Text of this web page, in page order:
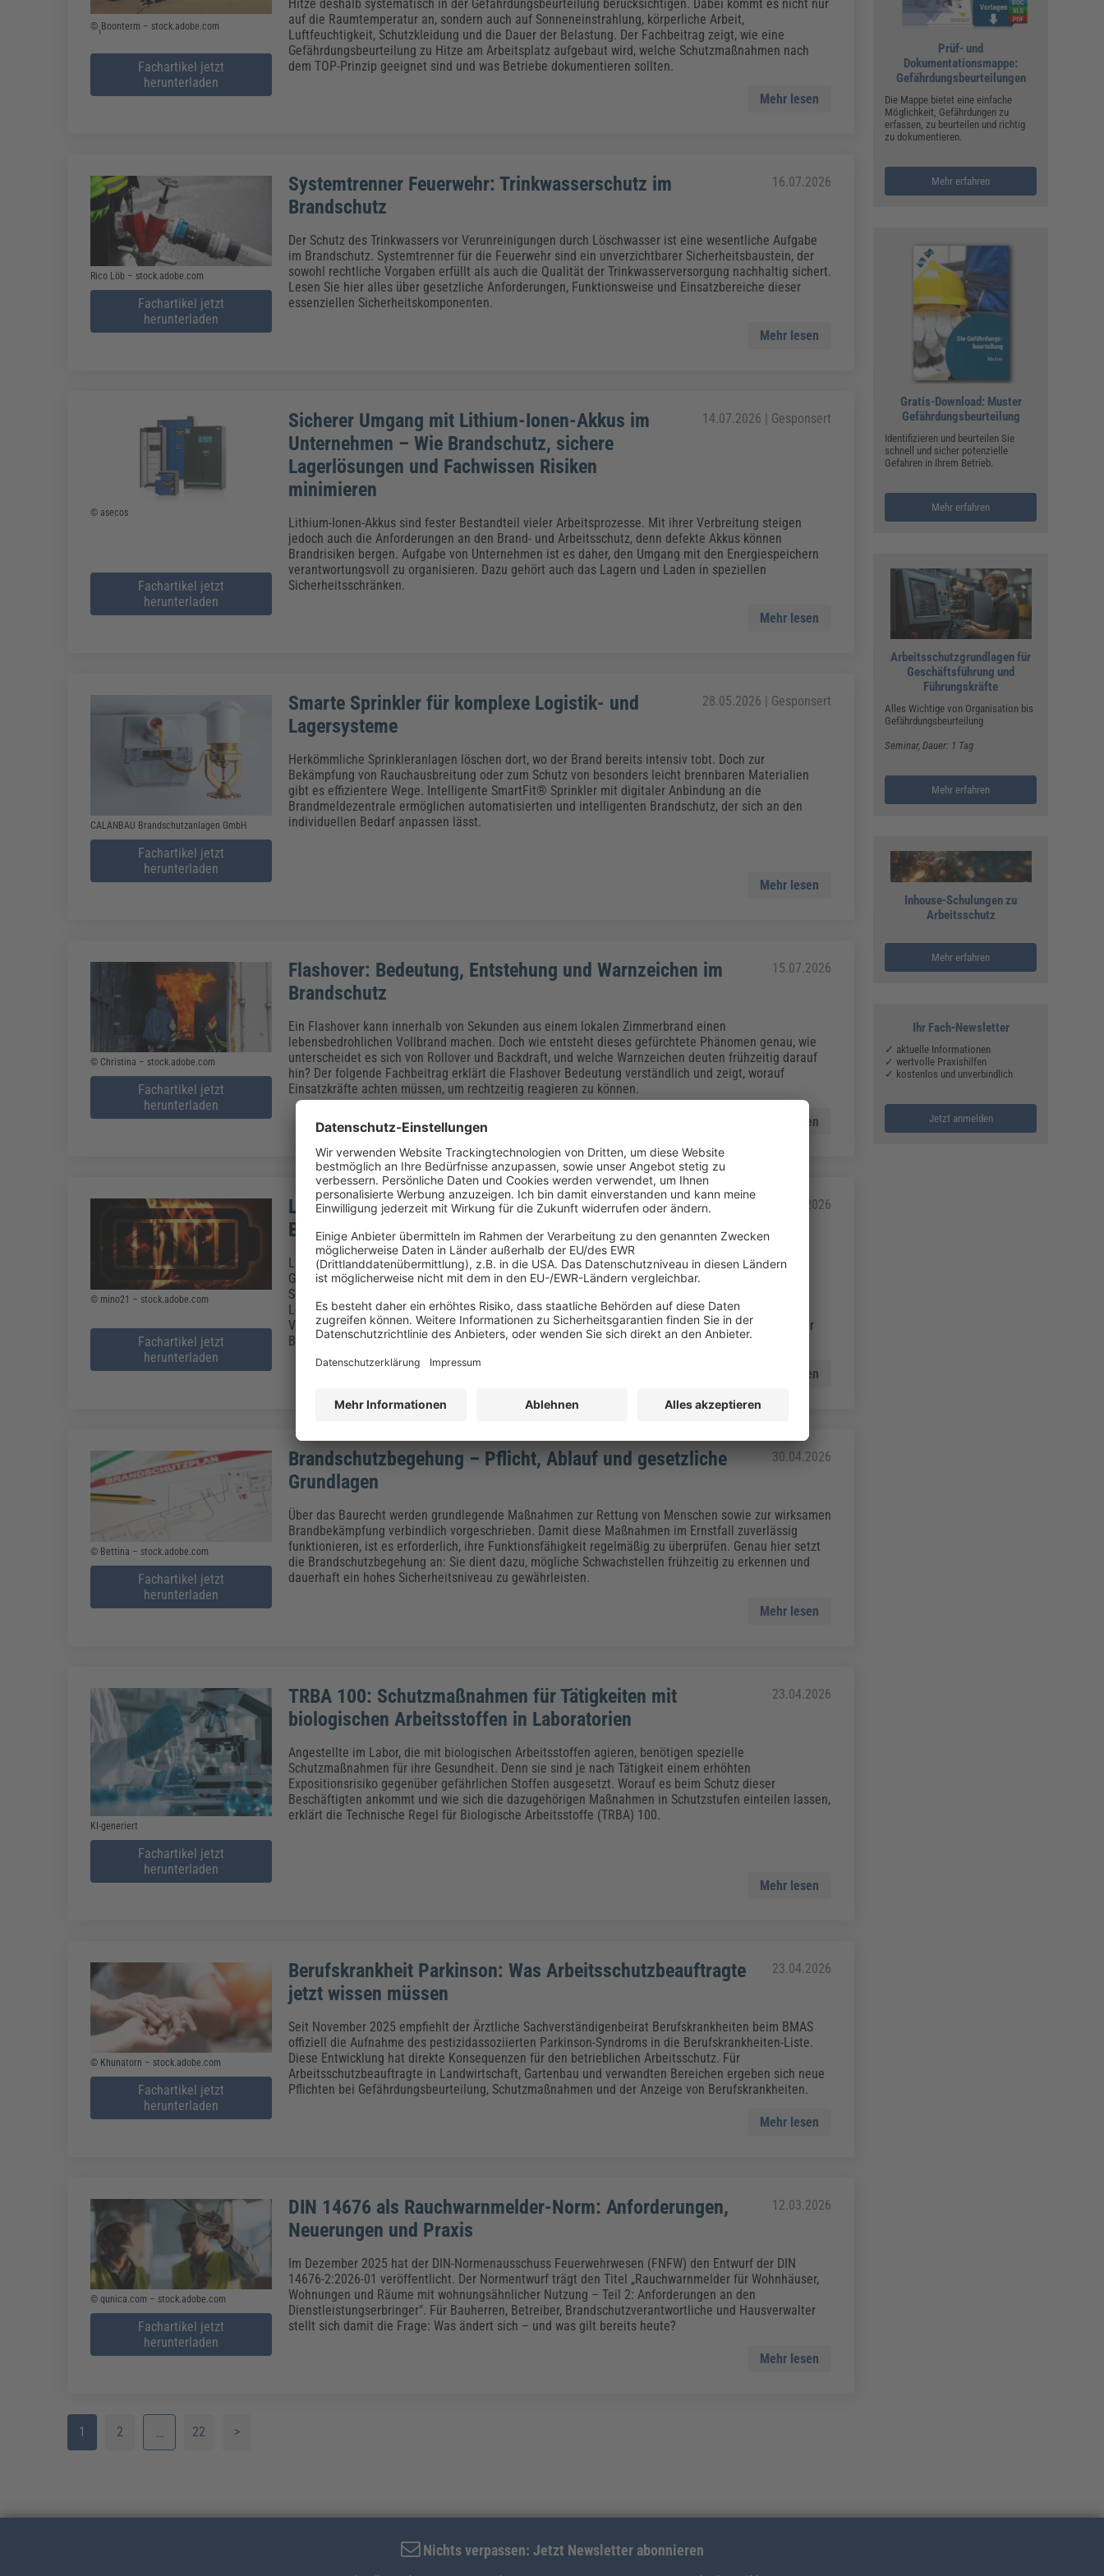
Energie & Umwelt
Führung & Management
Gesundheit & Pflege
Kommunales
Fachpublikationen & Arbeitshilfen
Weiterbildungen (AKADEMIE HERKERT)
Künstliche Intelligenz
Weiterbildungen (AKADEMIE HERKERT)
Künstliche Intelligenz
Personalmanagement
Fachpublikationen & Arbeitshilfen
Personalwesen Weiterbildungen (AKADEMIE HERKERT)
Zoll & Export
© ฺฺฺBoonterm – stock.adobe.com
Fachartikel jetzt
herunterladen
Hitze deshalb systematisch in der Gefährdungsbeurteilung berücksichtigen. Dabei kommt es nicht nur
auf die Raumtemperatur an, sondern auch auf Sonneneinstrahlung, körperliche Arbeit,
Luftfeuchtigkeit, Schutzkleidung und die Dauer der Belastung. Der Fachbeitrag zeigt, wie eine
Gefährdungsbeurteilung zu Hitze am Arbeitsplatz aufgebaut wird, welche Schutzmaßnahmen nach
dem TOP-Prinzip geeignet sind und was Betriebe dokumentieren sollten.
Mehr lesen
Rico Löb – stock.adobe.com
Fachartikel jetzt
herunterladen
Systemtrenner Feuerwehr: Trinkwasserschutz im
Brandschutz
16.07.2026
Der Schutz des Trinkwassers vor Verunreinigungen durch Löschwasser ist eine wesentliche Aufgabe
im Brandschutz. Systemtrenner für die Feuerwehr sind ein unverzichtbarer Sicherheitsbaustein, der
sowohl rechtliche Vorgaben erfüllt als auch die Qualität der Trinkwasserversorgung nachhaltig sichert.
Lesen Sie hier alles über gesetzliche Anforderungen, Funktionsweise und Einsatzbereiche dieser
essenziellen Sicherheitskomponenten.
Mehr lesen
© asecos
Fachartikel jetzt
herunterladen
Sicherer Umgang mit Lithium-Ionen-Akkus im
Unternehmen – Wie Brandschutz, sichere
Lagerlösungen und Fachwissen Risiken
minimieren
14.07.2026 | Gesponsert
Lithium-Ionen-Akkus sind fester Bestandteil vieler Arbeitsprozesse. Mit ihrer Verbreitung steigen
jedoch auch die Anforderungen an den Brand- und Arbeitsschutz, denn defekte Akkus können
Brandrisiken bergen. Aufgabe von Unternehmen ist es daher, den Umgang mit den Energiespeichern
verantwortungsvoll zu organisieren. Dazu gehört auch das Lagern und Laden in speziellen
Sicherheitsschränken.
Mehr lesen
CALANBAU Brandschutzanlagen GmbH
Fachartikel jetzt
herunterladen
Smarte Sprinkler für komplexe Logistik- und
Lagersysteme
28.05.2026 | Gesponsert
Herkömmliche Sprinkleranlagen löschen dort, wo der Brand bereits intensiv tobt. Doch zur
Bekämpfung von Rauchausbreitung oder zum Schutz von besonders leicht brennbaren Materialien
gibt es effizientere Wege. Intelligente SmartFit® Sprinkler mit digitaler Anbindung an die
Brandmeldezentrale ermöglichen automatisierten und intelligenten Brandschutz, der sich an den
individuellen Bedarf anpassen lässt.
Mehr lesen
© Christina – stock.adobe.com
Fachartikel jetzt
herunterladen
Flashover: Bedeutung, Entstehung und Warnzeichen im
Brandschutz
15.07.2026
Ein Flashover kann innerhalb von Sekunden aus einem lokalen Zimmerbrand einen
lebensbedrohlichen Vollbrand machen. Doch wie entsteht dieses gefürchtete Phänomen genau, wie
unterscheidet es sich von Rollover und Backdraft, und welche Warnzeichen deuten frühzeitig darauf
hin? Der folgende Fachbeitrag erklärt die Flashover Bedeutung verständlich und zeigt, worauf
Einsatzkräfte achten müssen, um rechtzeitig reagieren zu können.
Mehr lesen
© mino21 – stock.adobe.com
Fachartikel jetzt
herunterladen
Lithium Ionen Akkumulator: Aufbau, Funktionsweise und
Brandschutz
06.05.2026
Lithium-Ionen-Akkumulatoren sind aus dem Arbeitsalltag nicht mehr wegzudenken – doch ihr
Gefahrenpotenzial wird oft unterschätzt. Thermal Runaway, interne Kurzschlüsse und
Separatorversagen können zu unkontrollierbaren Bränden führen, die mit konventionellen
Löschmitteln kaum zu bekämpfen sind. Erfahren Sie, wie Li-Ionen-Akkus funktionieren, welche
Versagensmodi auftreten können und welche Schutzmaßnahmen die DGUV Information 205-041 für
Betriebe vorschreibt.
Mehr lesen
© Bettina – stock.adobe.com
Fachartikel jetzt
herunterladen
Brandschutzbegehung – Pflicht, Ablauf und gesetzliche
Grundlagen
30.04.2026
Über das Baurecht werden grundlegende Maßnahmen zur Rettung von Menschen sowie zur wirksamen
Brandbekämpfung verbindlich vorgeschrieben. Damit diese Maßnahmen im Ernstfall zuverlässig
funktionieren, ist es erforderlich, ihre Funktionsfähigkeit regelmäßig zu überprüfen. Genau hier setzt
die Brandschutzbegehung an: Sie dient dazu, mögliche Schwachstellen frühzeitig zu erkennen und
dauerhaft ein hohes Sicherheitsniveau zu gewährleisten.
Mehr lesen
KI-generiert
Fachartikel jetzt
herunterladen
TRBA 100: Schutzmaßnahmen für Tätigkeiten mit
biologischen Arbeitsstoffen in Laboratorien
23.04.2026
Angestellte im Labor, die mit biologischen Arbeitsstoffen agieren, benötigen spezielle
Schutzmaßnahmen für ihre Gesundheit. Denn sie sind je nach Tätigkeit einem erhöhten
Expositionsrisiko gegenüber gefährlichen Stoffen ausgesetzt. Worauf es beim Schutz dieser
Beschäftigten ankommt und wie sich die dazugehörigen Maßnahmen in Schutzstufen einteilen lassen,
erklärt die Technische Regel für Biologische Arbeitsstoffe (TRBA) 100.
Mehr lesen
© Khunatorn – stock.adobe.com
Fachartikel jetzt
herunterladen
Berufskrankheit Parkinson: Was Arbeitsschutzbeauftragte
jetzt wissen müssen
23.04.2026
Seit November 2025 empfiehlt der Ärztliche Sachverständigenbeirat Berufskrankheiten beim BMAS
offiziell die Aufnahme des pestizidassoziierten Parkinson-Syndroms in die Berufskrankheiten-Liste.
Diese Entwicklung hat direkte Konsequenzen für den betrieblichen Arbeitsschutz. Für
Arbeitsschutzbeauftragte in Landwirtschaft, Gartenbau und verwandten Bereichen ergeben sich neue
Pflichten bei Gefährdungsbeurteilung, Schutzmaßnahmen und der Anzeige von Berufskrankheiten.
Mehr lesen
© qunica.com – stock.adobe.com
Fachartikel jetzt
herunterladen
DIN 14676 als Rauchwarnmelder-Norm: Anforderungen,
Neuerungen und Praxis
12.03.2026
Im Dezember 2025 hat der DIN-Normenausschuss Feuerwehrwesen (FNFW) den Entwurf der DIN
14676-2:2026-01 veröffentlicht. Der Normentwurf trägt den Titel „Rauchwarnmelder für Wohnhäuser,
Wohnungen und Räume mit wohnungsähnlicher Nutzung – Teil 2: Anforderungen an den
Dienstleistungserbringer". Für Bauherren, Betreiber, Brandschutzverantwortliche und Hausverwalter
stellt sich damit die Frage: Was ändert sich – und was gilt bereits heute?
Mehr lesen
1 2 … 22 >
Prüf- und
Dokumentationsmappe:
Gefährdungsbeurteilungen
Die Mappe bietet eine einfache
Möglichkeit, Gefährdungen zu
erfassen, zu beurteilen und richtig
zu dokumentieren.
Mehr erfahren
Gratis-Download: Muster
Gefährdungsbeurteilung
Identifizieren und beurteilen Sie
schnell und sicher potenzielle
Gefahren in Ihrem Betrieb.
Mehr erfahren
Arbeitsschutzgrundlagen für
Geschäftsführung und
Führungskräfte
Alles Wichtige von Organisation bis
Gefährdungsbeurteilung
Seminar, Dauer: 1 Tag
Mehr erfahren
Inhouse-Schulungen zu
Arbeitsschutz
Mehr erfahren
Ihr Fach-Newsletter
✓ aktuelle Informationen
✓ wertvolle Praxishilfen
✓ kostenlos und unverbindlich
Jetzt anmelden
Nichts verpassen: Jetzt Newsletter abonnieren